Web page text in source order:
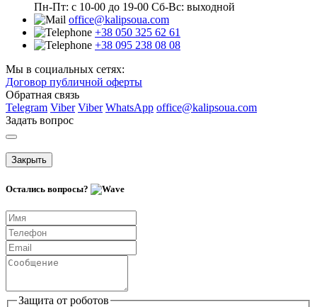
Пн-Пт: с 10-00 до 19-00 Сб-Вс: выходной
office@kalipsoua.com
+38 050 325 62 61
+38 095 238 08 08
Мы в социальных сетях:
Договор публичной оферты
Обратная связь
Telegram Viber Viber WhatsApp office@kalipsoua.com
Задать вопрос
Закрыть
Остались вопросы?
Защита от роботов